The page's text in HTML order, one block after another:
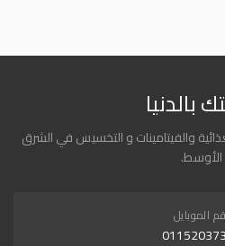
بالدنيا
والفيتامينات و التخسيس في الشرق
الأوسط.
الموبايل